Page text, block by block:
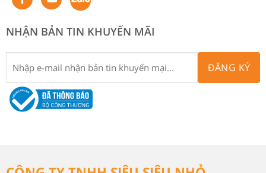
NHẬN BẢN TIN KHUYẾN MÃI
ĐĂNG KÝ